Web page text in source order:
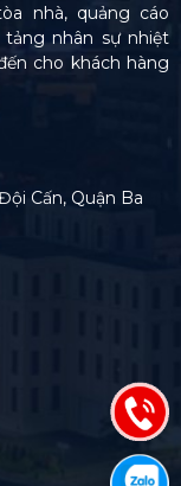
nhà, quảng cáo
tảng nhân sự nhiệt
cho khách hàng
Cấn, Quận Ba